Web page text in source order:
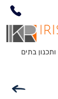
ותכנון בתים